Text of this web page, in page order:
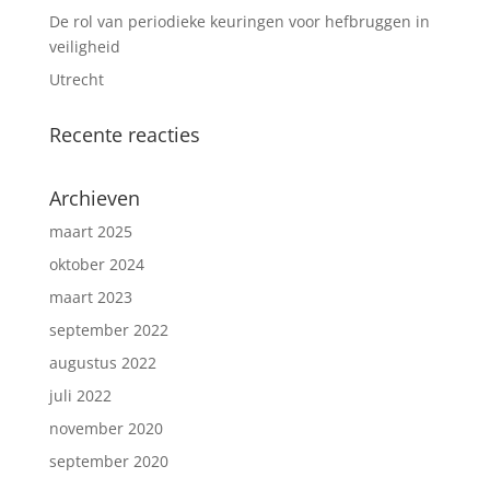
De rol van periodieke keuringen voor hefbruggen in
veiligheid
Utrecht
Recente reacties
Archieven
maart 2025
oktober 2024
maart 2023
september 2022
augustus 2022
juli 2022
november 2020
september 2020